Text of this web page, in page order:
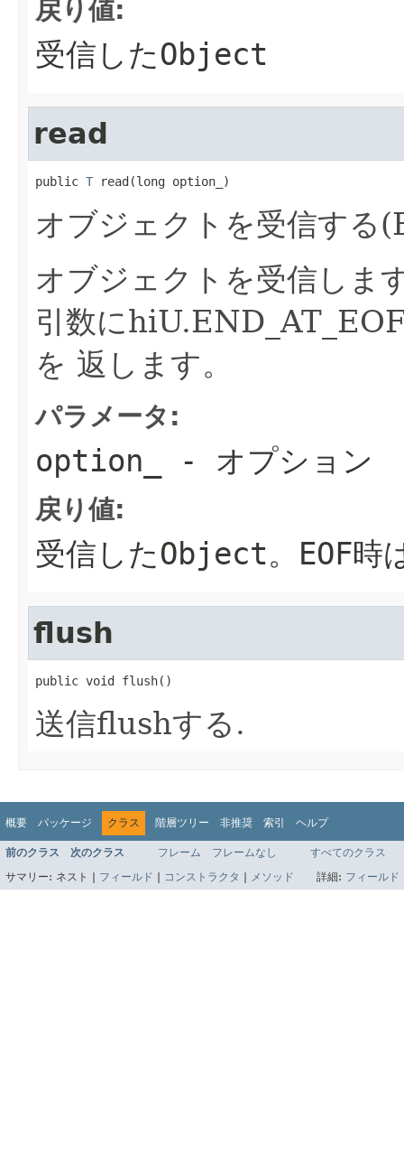
戻り値:
受信したObject
read
public T read(long option_)
オブジェクトを受信す
オブジェクトを受信しま
引数に
を 返します。
パラメータ:
option_ - オプション
戻り値:
受信したObject。EOF
flush
public void flush()
送信flushする.
概要 パッケージ クラス 階層ツリー 非推奨 索引 ヘルプ
前のクラス 次のクラス フレーム フレームなし
すべてのクラス
サマリー: ネスト | フィールド コンストラクタ メソッド 詳細: フィールド